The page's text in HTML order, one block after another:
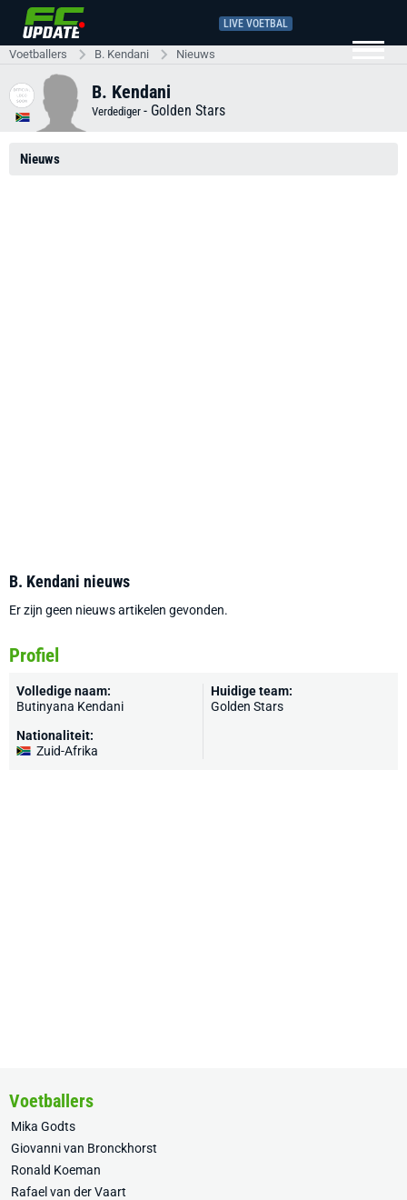
LIVE VOETBAL
Voetballers B. Kendani Nieuws
B. Kendani
Verdediger - Golden Stars
Nieuws
B. Kendani nieuws
Er zijn geen nieuws artikelen gevonden.
Profiel
Volledige naam:
Butinyana Kendani
Nationaliteit:
Zuid-Afrika
Huidige team:
Golden Stars
Voetballers
Mika Godts
Giovanni van Bronckhorst
Ronald Koeman
Rafael van der Vaart